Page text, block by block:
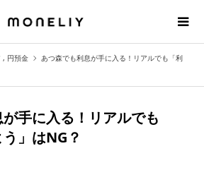
, 円預金
あつ森でも利息が手に入る！リアルでも「利
手に入る！リアルでも
う」はNG？